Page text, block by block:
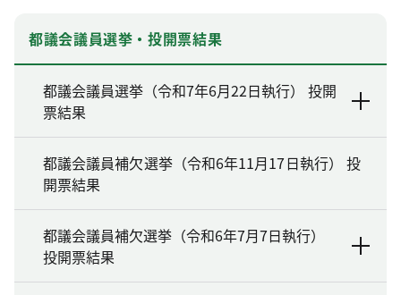
都議会議員選挙・投開票結果
都議会議員選挙（令和7年6月22日執行） 投開
票結果
都議会議員補欠選挙（令和6年11月17日執行） 投
開票結果
都議会議員補欠選挙（令和6年7月7日執行）
投開票結果